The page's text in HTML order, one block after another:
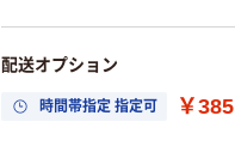
配送オプション
時間帯指定 指定可 ￥385